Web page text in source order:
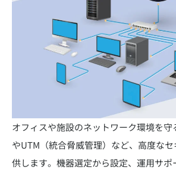
オフィスや施設のネットワーク環境を
やUTM（統合脅威管理）など、高度な
供します。機器選定から設定、運用サポ